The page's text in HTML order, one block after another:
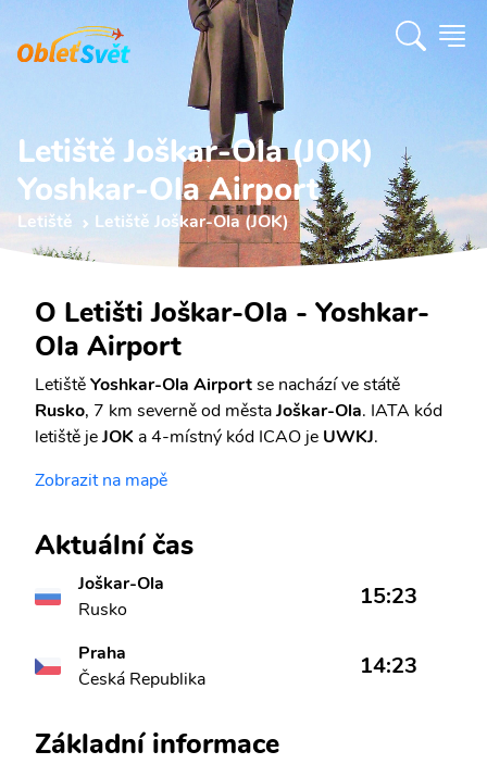
Letiště Joškar-Ola (JOK)
Yoshkar-Ola Airport
Letiště Letiště Joškar-Ola (JOK)
O Letišti Joškar-Ola - Yoshkar-
Ola Airport
LetištěYoshkar-Ola Airportse nachází ve státě
Rusko, 7 km severně od městaJoškar-Ola. IATA kód
letiště jeJOK a 4-místný kód ICAO je UWKJ.
Zobrazit na mapě
Aktuální čas
Joškar-Ola
Rusko
15:23
Praha
Česká Republika
14:23
Základní informace